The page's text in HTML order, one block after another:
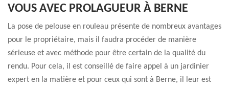
VOUS AVEC PROLAGUEUR À BERNE
La pose de pelouse en rouleau présente de nombreux avantages
pour le propriétaire, mais il faudra procéder de manière
sérieuse et avec méthode pour être certain de la qualité du
rendu. Pour cela, il est conseillé de faire appel à un jardinier
expert en la matière et pour ceux qui sont à Berne, il leur est